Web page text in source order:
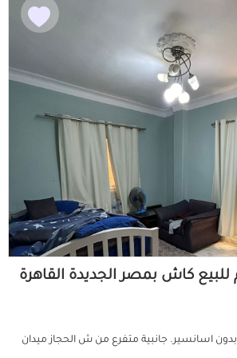
للبيع شقة 80 متر دور 3 بدون اسانسير. جانبية متفرع من ش الحجاز ميدان